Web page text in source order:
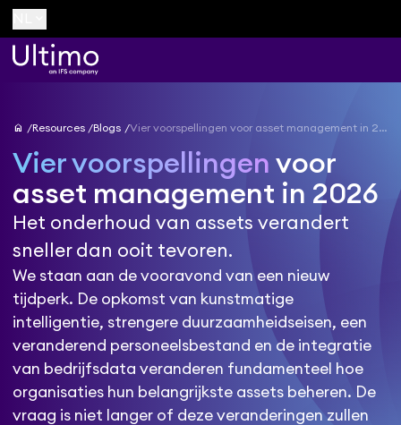
home Resources Blogs Vier voorspellingen voor asset management in 2026
Vier voorspellingen voor
asset management in 2026
Het onderhoud van assets verandert
sneller dan ooit tevoren.
We staan aan de vooravond van een nieuw
tijdperk. De opkomst van kunstmatige
intelligentie, strengere duurzaamheidseisen, een
veranderend personeelsbestand en de integratie
van bedrijfsdata veranderen fundamenteel hoe
organisaties hun belangrijkste assets beheren. De
vraag is niet langer of deze veranderingen zullen